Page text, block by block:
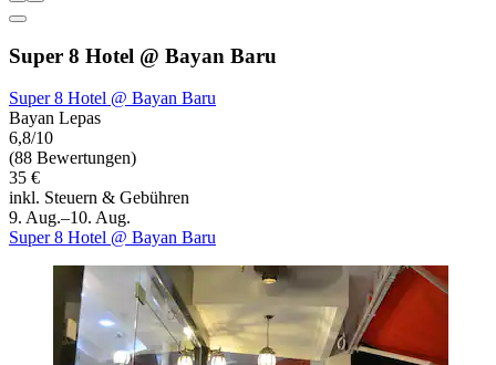
Super 8 Hotel @ Bayan Baru
Super 8 Hotel @ Bayan Baru
Bayan Lepas
6,8/10
(88 Bewertungen)
35 €
inkl. Steuern & Gebühren
9. Aug.–10. Aug.
Super 8 Hotel @ Bayan Baru